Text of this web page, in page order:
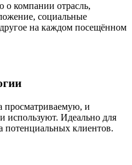
компании отрасль,
социальные
на каждом посещённом
просматриваемую, и
используют. Идеально для
потенциальных клиентов.